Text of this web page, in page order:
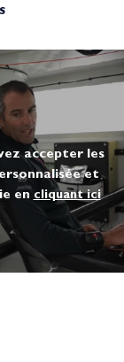
accepter les
et
en cliquant ici